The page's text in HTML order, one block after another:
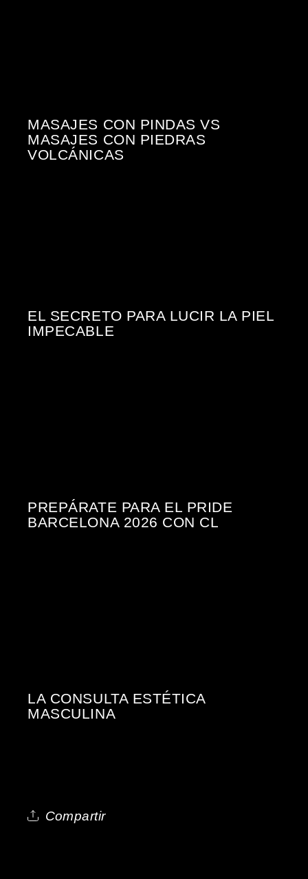
MASAJES CON PINDAS VS
MASAJES CON PIEDRAS
VOLCÁNICAS
EL SECRETO PARA LUCIR LA PIEL
IMPECABLE
PREPÁRATE PARA EL PRIDE
BARCELONA 2026 CON CL
LA CONSULTA ESTÉTICA
MASCULINA
Compartir